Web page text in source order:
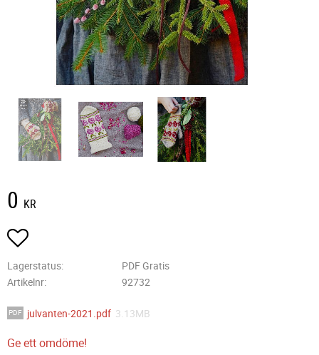
0 KR
Lägg till i favoriter
Lagerstatus
PDF Gratis
Artikelnr
92732
julvanten-2021.pdf 3.13MB
Ge ett omdöme!